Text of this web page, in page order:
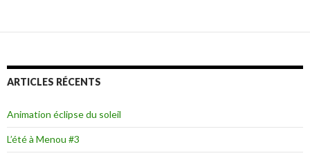
ARTICLES RÉCENTS
Animation éclipse du soleil
L’été à Menou #3